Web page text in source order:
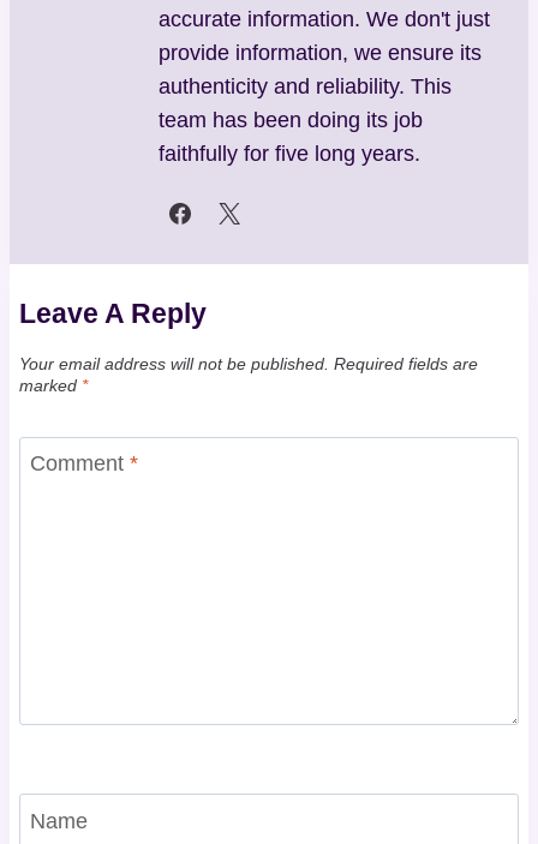
accurate information. We don't just
provide information, we ensure its
authenticity and reliability. This
team has been doing its job
faithfully for five long years.
Leave A Reply
Your email address will not be published. Required fields are
marked *
Comment *
Name